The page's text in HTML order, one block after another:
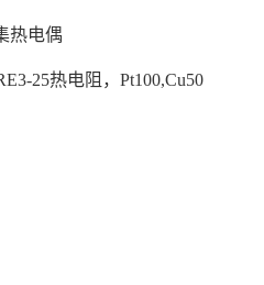
热电偶
25热电阻，Pt100,Cu50